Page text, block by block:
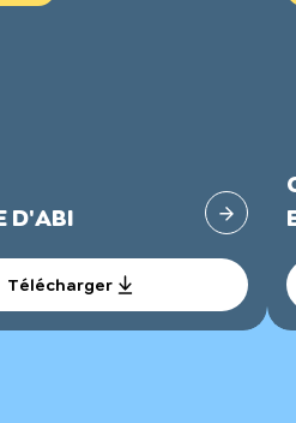
D'ABI
Télécharger